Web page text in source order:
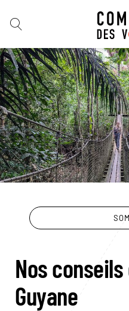
Nos
Guyane